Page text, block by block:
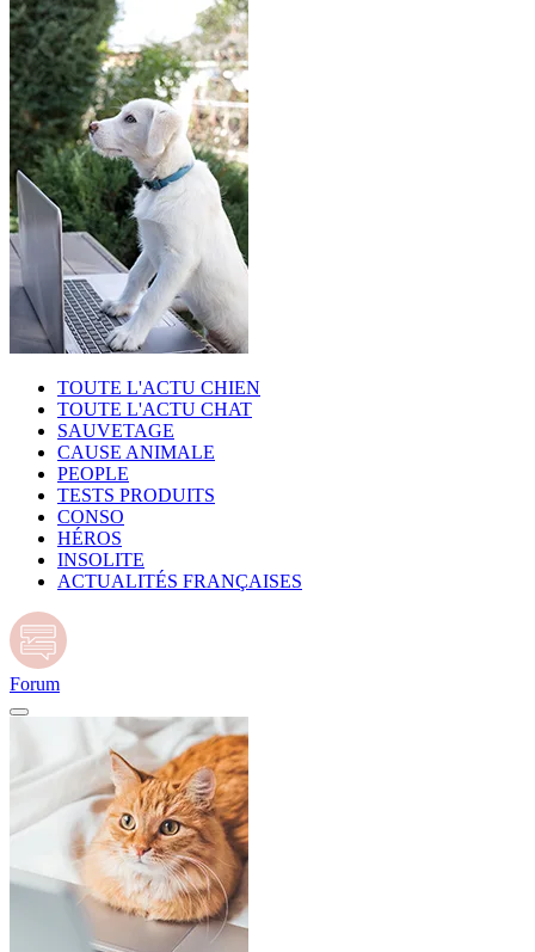
TOUTE L'ACTU CHIEN
TOUTE L'ACTU CHAT
SAUVETAGE
CAUSE ANIMALE
PEOPLE
TESTS PRODUITS
CONSO
HÉROS
INSOLITE
ACTUALITÉS FRANÇAISES
Forum